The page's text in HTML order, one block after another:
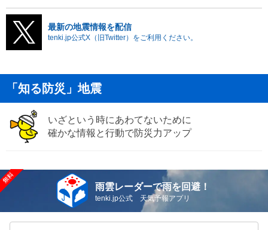
最新の地震情報を配信
tenki.jp公式X（旧Twitter）をご利用ください。
「知る防災」地震
いざという時にあわてないために
確かな情報と行動で防災力アップ
雨雲レーダーで雨を回避！
tenki.jp公式 天気予報アプリ